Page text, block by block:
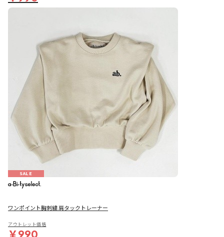
SALE
ワンポイント胸刺繍 肩タックトレーナー
アウトレット価格
￥990